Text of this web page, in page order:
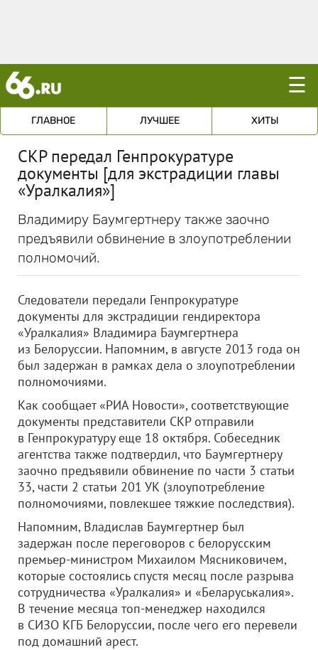
☰
ГЛАВНОЕ ЛУЧШЕЕ ХИТЫ
СКР передал Генпрокуратуре
документы [для экстрадиции главы
«Уралкалия»]
Владимиру Баумгертнеру также заочно
предъявили обвинение в злоупотреблении
полномочий.
Следователи передали Генпрокуратуре
документы для экстрадиции гендиректора
«Уралкалия» Владимира Баумгертнера
из Белоруссии. Напомним, в августе 2013 года он
был задержан в рамках дела о злоупотреблении
полномочиями.
Как сообщает «РИА Новости», соответствующие
документы представители СКР отправили
в Генпрокуратуру еще 18 октября. Собеседник
агентства также подтвердил, что Баумгертнеру
заочно предъявили обвинение по части 3 статьи
33, части 2 статьи 201 УК (злоупотребление
полномочиями, повлекшее тяжкие последствия).
Напомним, Владислав Баумгертнер был
задержан после переговоров с белорусским
премьер-министром Михаилом Мясниковичем,
которые состоялись спустя месяц после разрыва
сотрудничества «Уралкалия» и «Беларуськалия».
В течение месяца топ-менеджер находился
в СИЗО КГБ Белоруссии, после чего его перевели
под домашний арест.